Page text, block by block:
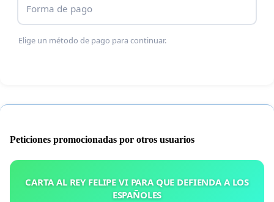
Forma de pago
Elige un método de pago para continuar.
Peticiones promocionadas por otros usuarios
CARTA AL REY FELIPE VI PARA QUE DEFIENDA A LOS
ESPAÑOLES